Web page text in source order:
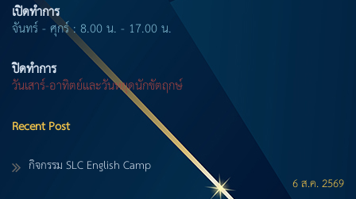
เปิดทำการ
จันทร์ - ศุกร์ : 8.00 น. - 17.00 น.
ปิดทำการ
วันเสาร์-อาทิตย์และวันหยุดนักขัตฤกษ์
Recent Post
กิจกรรม SLC English Camp
6 ส.ค. 2569